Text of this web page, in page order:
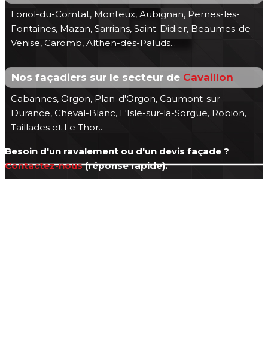
Loriol-du-Comtat, Monteux, Aubignan, Pernes-les-
Fontaines, Mazan, Sarrians, Saint-Didier, Beaumes-de-
Venise, Caromb, Althen-des-Paluds...
Nos façadiers sur le secteur de Cavaillon
Cabannes, Orgon, Plan-d'Orgon, Caumont-sur-
Durance, Cheval-Blanc, L'Isle-sur-la-Sorgue, Robion,
Taillades et Le Thor...
Besoin d'un ravalement ou d'un devis façade ?
Contactez-nous(réponse rapide).